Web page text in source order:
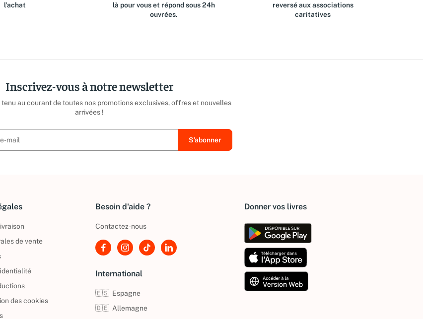
l'achat
là pour vous et répond sous 24h
ouvrées.
reversé aux associations
caritatives
Inscrivez-vous à notre newsletter
tenu au courant de toutes nos promotions exclusives, offres et nouvelles
arrivées !
de vente
des cookies
Besoin d'aide ?
Contactez-nous
International
🇪🇸 Espagne
🇩🇪 Allemagne
Donner vos livres